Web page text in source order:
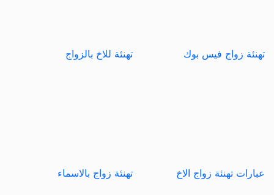
تهنئة زواج فيس بوك تهنئة للاخ بالزواج
عبارات تهنئة زواج الاخ تهنئة زواج بالاسماء